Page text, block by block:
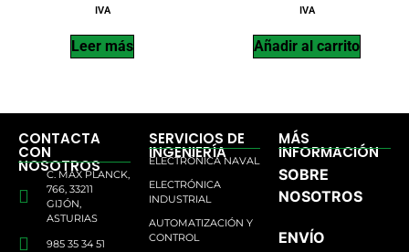
IVA
Leer más
IVA
Añadir al carrito
CONTACTA
CON
NOSOTROS
C. MAX PLANCK,
766, 33211
GIJÓN,
ASTURIAS
985 35 34 51
SERVICIOS DE
INGENIERÍA
ELECTRÓNICA NAVAL
ELECTRÓNICA
INDUSTRIAL
AUTOMATIZACIÓN Y
CONTROL
MÁS
INFORMACIÓN
SOBRE
NOSOTROS
ENVÍO